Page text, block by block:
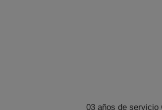
03 años de servicio